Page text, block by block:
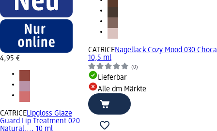
4,95 €
CATRICELipgloss Glaze
Guard Lip Treatment 020
Natural..., 10 ml
CATRICENagellack Cozy Mood 030
10,5 ml
(0)
Lieferbar
Alle dm Märkte